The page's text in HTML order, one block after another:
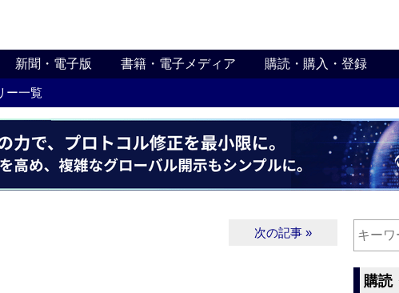
新聞・電子版 書籍・電子メディア 購読・購入・登録
ー一覧
次の記事 »
購読